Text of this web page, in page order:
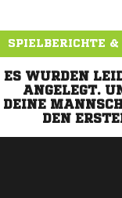
SPIELBERICHTE &
ES WURDEN
ANGELEGT.
DEINE
DEN